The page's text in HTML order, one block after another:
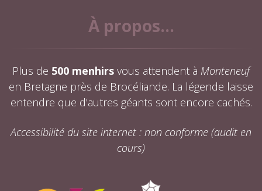
À propos...
Plus de 500 menhirs vous attendent à Monteneuf
en Bretagne près de Brocéliande. La légende laisse
entendre que d’autres géants sont encore cachés.
Accessibilité du site internet : non conforme (audit en
cours)